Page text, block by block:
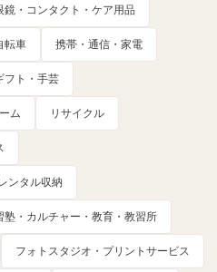
鏡・コンタクト・ケア用品
転車 携帯・通信・家電
フト・手芸
ム リサイクル
ンタル収納
塾・カルチャー・教育・教習所
フォトスタジオ・プリントサービス